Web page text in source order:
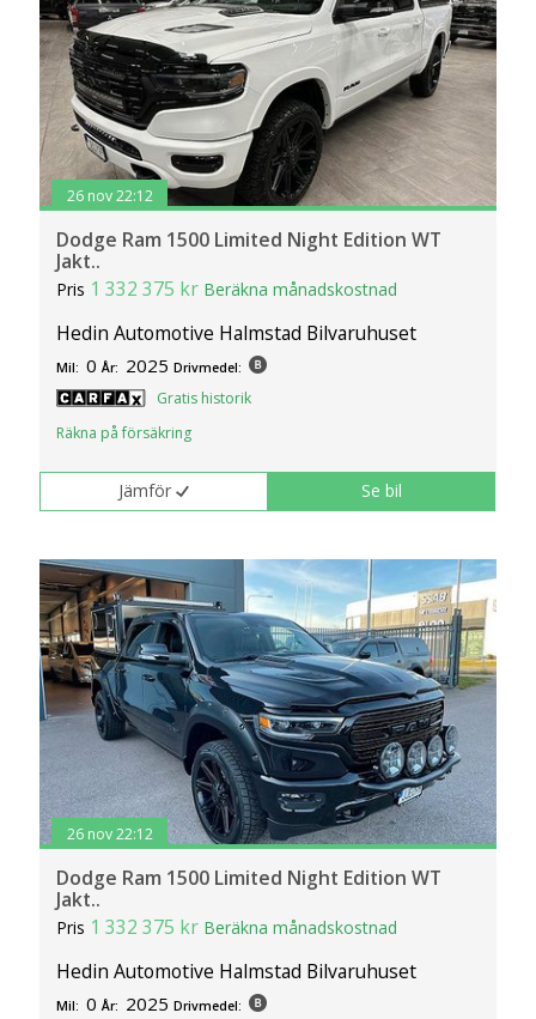
26 nov 22:12
Dodge Ram 1500 Limited Night Edition WT
Jakt..
Pris 1 332 375 kr Beräkna månadskostnad
Hedin Automotive Halmstad Bilvaruhuset
Mil: 0 År: 2025 Drivmedel:
Gratis historik
Räkna på försäkring
Jämför Se bil
26 nov 22:12
Dodge Ram 1500 Limited Night Edition WT
Jakt..
Pris 1 332 375 kr Beräkna månadskostnad
Hedin Automotive Halmstad Bilvaruhuset
Mil: 0 År: 2025 Drivmedel: